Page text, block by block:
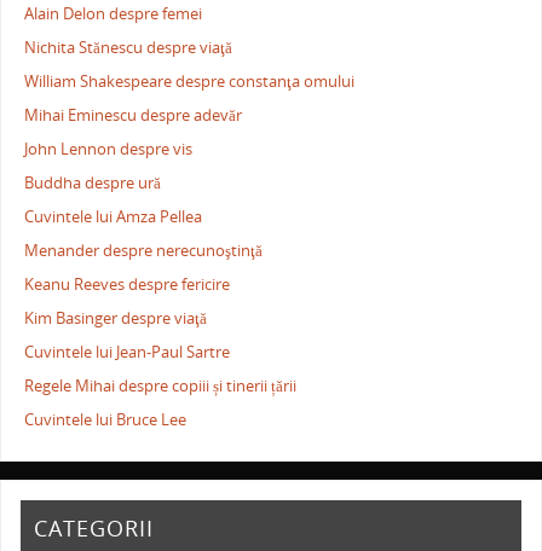
Alain Delon despre femei
Nichita Stănescu despre viaţă
William Shakespeare despre constanţa omului
Mihai Eminescu despre adevăr
John Lennon despre vis
Buddha despre ură
Cuvintele lui Amza Pellea
Menander despre nerecunoştinţă
Keanu Reeves despre fericire
Kim Basinger despre viaţă
Cuvintele lui Jean-Paul Sartre
Regele Mihai despre copiii și tinerii țării
Cuvintele lui Bruce Lee
CATEGORII